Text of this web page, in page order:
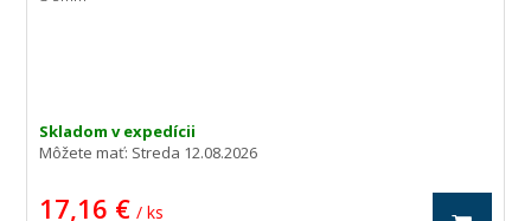
Skladom v expedícii
Môžete mať: Streda 12.08.2026
17,16 € / ks